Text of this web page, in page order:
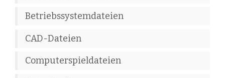
Betriebssystemdateien
CAD-Dateien
Computerspieldateien